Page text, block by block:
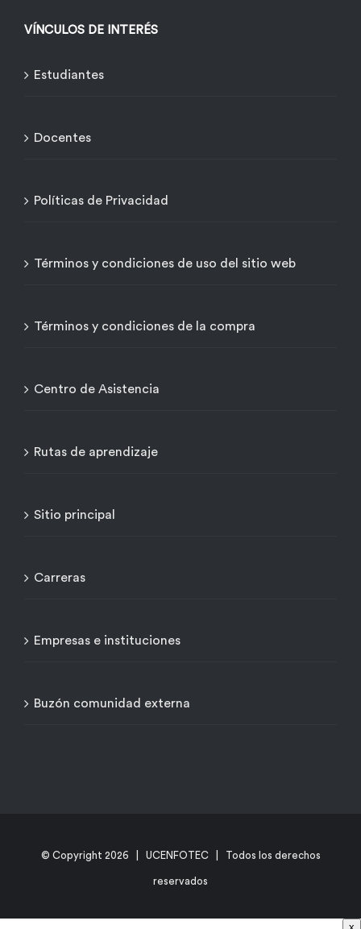
VÍNCULOS DE INTERÉS
Estudiantes
Docentes
Políticas de Privacidad
Términos y condiciones de uso del sitio web
Términos y condiciones de la compra
Centro de Asistencia
Rutas de aprendizaje
Sitio principal
Carreras
Empresas e instituciones
Buzón comunidad externa
© Copyright 2026 | UCENFOTEC | Todos los derechos
reservados